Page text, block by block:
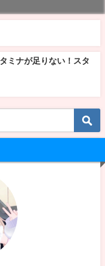
ミナが足りない！スタ